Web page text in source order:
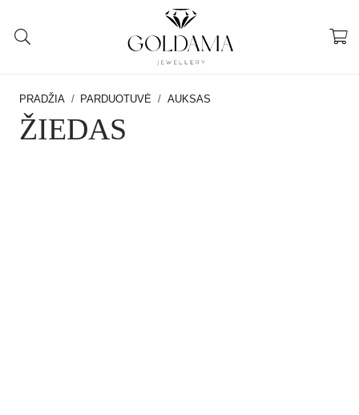
PRADŽIA / PARDUOTUVĖ / AUKSAS
ŽIEDAS